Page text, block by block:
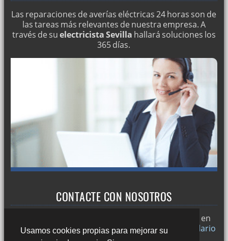
Usamos cookies propias para mejorar su
Las reparaciones de averías eléctricas 24 horas son de
las tareas más relevantes de nuestra empresa. A
través de suelectricista Sevilla hallará soluciones los
365 días.
CONTACTE CON NOSOTROS
y si desea puede ponerse en
contacto con nosotros a través de nuestro
formulario
de contacto
o llamándonos al: